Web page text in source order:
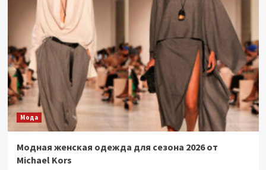
носить
белые
шорты:
лучшие
образы
Мода
Модная женская одежда для сезона 2026 от
Michael Kors